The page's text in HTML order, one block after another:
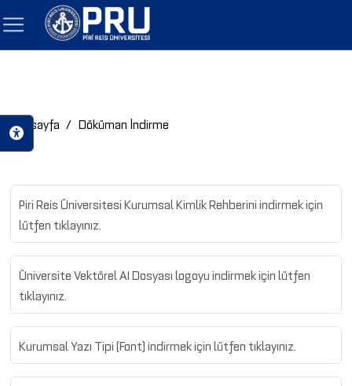
Anasayfa Döküman İndirme
Piri Reis Üniversitesi Kurumsal Kimlik Rehberini indirmek için
lütfen tıklayınız.
Üniversite Vektörel AI Dosyası logoyu indirmek için lütfen
tıklayınız.
Kurumsal Yazı Tipi (Font) indirmek için lütfen tıklayınız.